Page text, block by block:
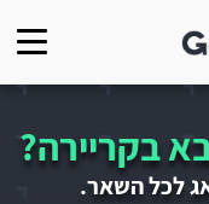
בקריירה?
לכל השאר.